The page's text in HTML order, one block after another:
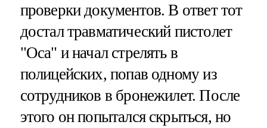
проверки документов. В ответ тот
достал травматический пистолет
"Оса" и начал стрелять в
полицейских, попав одному из
сотрудников в бронежилет. После
этого он попытался скрыться, но